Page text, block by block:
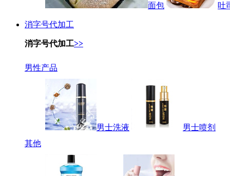
面包 吐
消字号代加工
消字号代加工>>
男性产品
男士洗液
男士喷剂
其他